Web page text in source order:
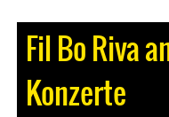
Fil Bo Riva
Konzerte